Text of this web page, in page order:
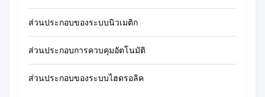
ส่วนประกอบของระบบนิวเมติก
ส่วนประกอบการควบคุมอัตโนมัติ
ส่วนประกอบของระบบไฮดรอลิค